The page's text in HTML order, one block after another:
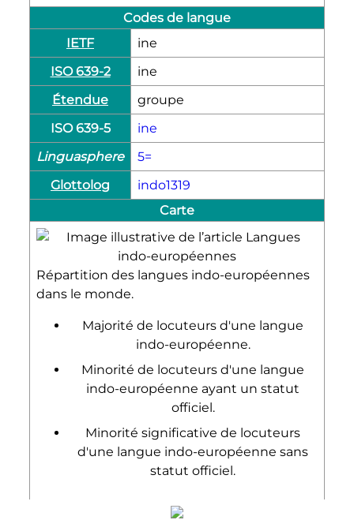
Codes de langue
IETF
ine
ISO 639-2
ine
Étendue
groupe
ISO 639-5
ine
Linguasphere
5=
Glottolog
indo1319
Carte
Répartition des langues indo-européennes
dans le monde.
Majorité de locuteurs d'une langue
indo-européenne.
Minorité de locuteurs d'une langue
indo-européenne ayant un statut
officiel.
Minorité significative de locuteurs
d'une langue indo-européenne sans
statut officiel.